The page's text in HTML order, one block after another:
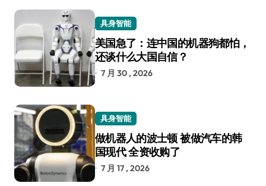
具身智能
美国急了：连中国的机器狗都怕，
还谈什么大国自信？
7 月 30 , 2026
具身智能
做机器人的波士顿 被做汽车的韩
国现代 全资收购了
7 月 17 , 2026